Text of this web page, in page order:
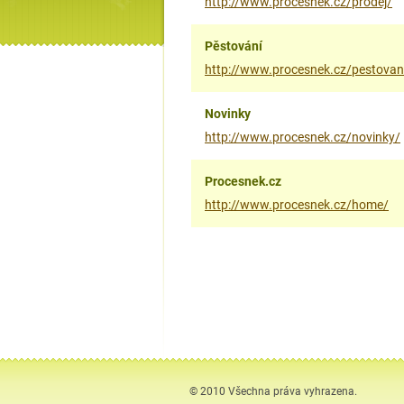
Pěstování
http://www.procesnek.cz/
Novinky
http://www.procesnek.cz/novinky/
Procesnek.cz
http://www.procesnek.cz/home/
© 2010 Všechna práva vyhrazena.